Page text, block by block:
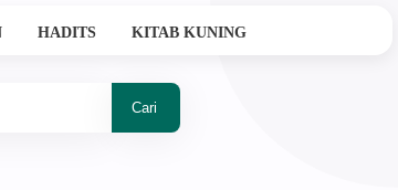
HADITS KITAB KUNING